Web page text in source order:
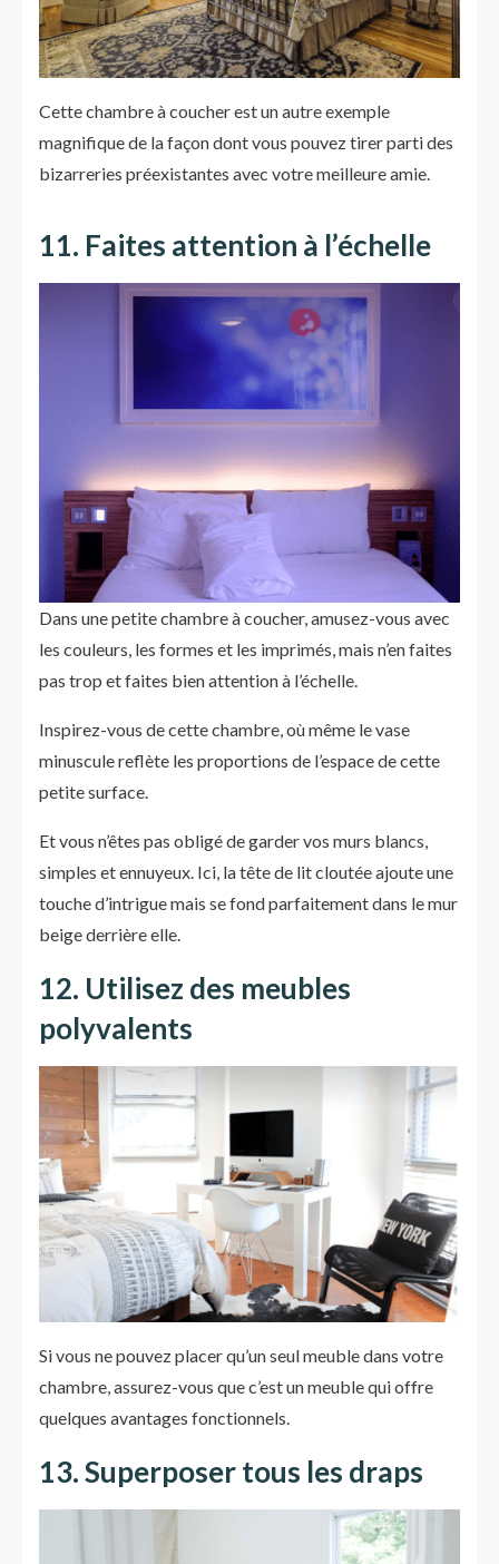
Cette chambre à coucher est un autre exemple
magnifique de la façon dont vous pouvez tirer parti des
bizarreries préexistantes avec votre meilleure amie.
11. Faites attention à l’échelle
Dans une petite chambre à coucher, amusez-vous avec
les couleurs, les formes et les imprimés, mais n’en faites
pas trop et faites bien attention à l’échelle.
Inspirez-vous de cette chambre, où même le vase
minuscule reflète les proportions de l’espace de cette
petite surface.
Et vous n’êtes pas obligé de garder vos murs blancs,
simples et ennuyeux. Ici, la tête de lit cloutée ajoute une
touche d’intrigue mais se fond parfaitement dans le mur
beige derrière elle.
12. Utilisez des meubles
polyvalents
Si vous ne pouvez placer qu’un seul meuble dans votre
chambre, assurez-vous que c’est un meuble qui offre
quelques avantages fonctionnels.
13. Superposer tous les draps